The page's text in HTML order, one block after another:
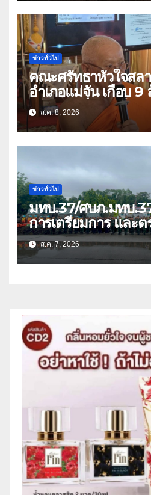
ข่าวทั่วไป
คณะศรัทธาหัวใจสล
อำเภอแม่จัน เกือบ 9
แก๊งคอลเซ็นเตอร์ห
ว่า 66 บัญชี
ส.ค. 8, 2026
ข่าวทั่วไป
มทบ.37/ศบภ.มทบ
การเตรียมการ และ
ด้านการบรรเทาสาธ
ส.ค. 7, 2026